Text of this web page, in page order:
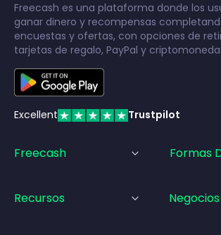
Freecash es una plataforma donde los
ganar dinero y recompensas
encuestas y ofertas, con opciones de
tarjetas de regalo, PayPal y
Excellent Trustpilot
Freecash Formas
Recursos Negocios